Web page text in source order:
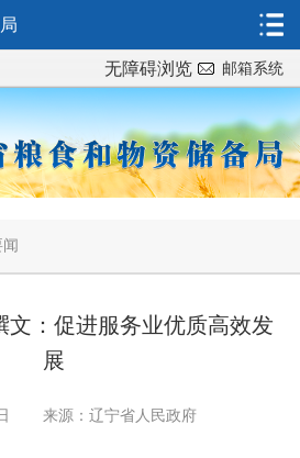
邮箱系统
无障碍浏览
文：促进服务业优质高效发
展
来源：辽宁省人民政府